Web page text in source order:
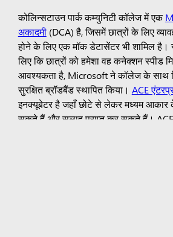
कोलिन्सटाउन पार्क कम्युनिटी कॉलेज में एक
अकादमी(DCA) है, जिसमें छात्रों के लिए
होने के लिए एक मॉक डेटासेंटर भी शामिल
लिए कि छात्रों को हमेशा वह कनेक्शन स्पीड
आवश्यकता है, Microsoft ने कॉलेज के साथ
सुरक्षित ब्रॉडबैंड स्थापित किया। ACE
इनक्यूबेटर है जहाँ छोटे से लेकर मध्यम आकार
सकते हैं और सलाह प्राप्त कर सकते हैं। ACE